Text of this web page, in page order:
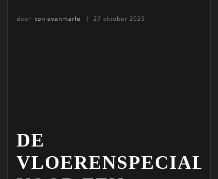
door tonievanmarle 27 oktober 2025
DE